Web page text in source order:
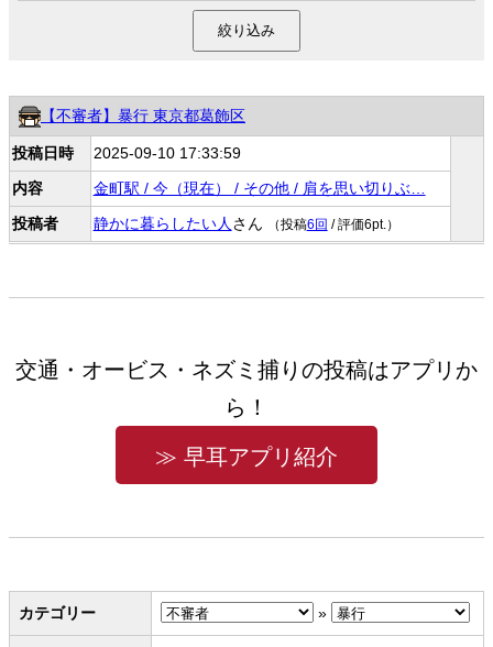
【不審者】暴行 東京都葛飾区
投稿日時
2025-09-10 17:33:59
内容
金町駅 / 今（現在） / その他 / 肩を思い切りぶ…
投稿者
静かに暮らしたい人 さん （投稿6回 / 評価6pt.）
交通・オービス・ネズミ捕りの投稿はアプリか
ら！
≫ 早耳アプリ紹介
カテゴリー »